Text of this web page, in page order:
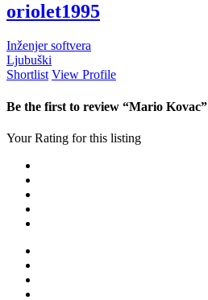
oriolet1995
Inženjer softvera
Ljubuški
Shortlist View Profile
Be the first to review “Mario Kovac”
Your Rating for this listing